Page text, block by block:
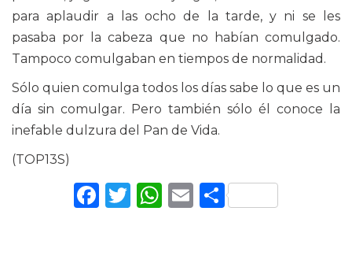
para aplaudir a las ocho de la tarde, y ni se les
pasaba por la cabeza que no habían comulgado.
Tampoco comulgaban en tiempos de normalidad.
Sólo quien comulga todos los días sabe lo que es un
día sin comulgar. Pero también sólo él conoce la
inefable dulzura del Pan de Vida.
(TOP13S)
Facebook
Twitter
WhatsApp
Email